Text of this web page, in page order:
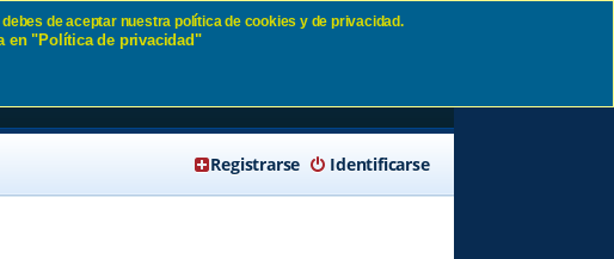
Identificarse
Registrarse
de aceptar nuestra política de cookies y de privacidad.
en "Política de privacidad"